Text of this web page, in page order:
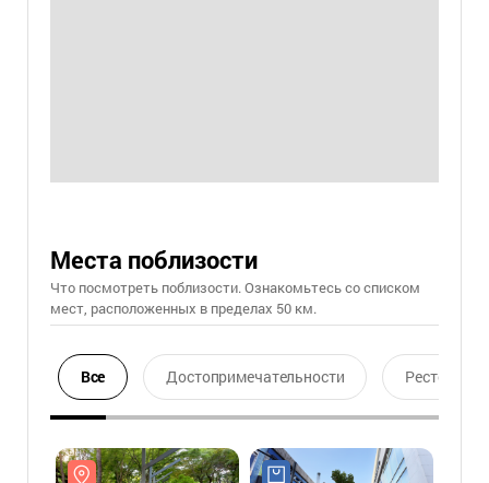
Места поблизости
Что посмотреть поблизости. Ознакомьтесь со списком
мест, расположенных в пределах 50 км.
Все Достопримечательности Ресторан